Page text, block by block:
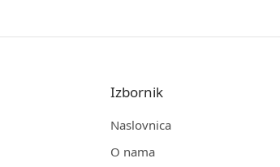
Izbornik
Naslovnica
O nama